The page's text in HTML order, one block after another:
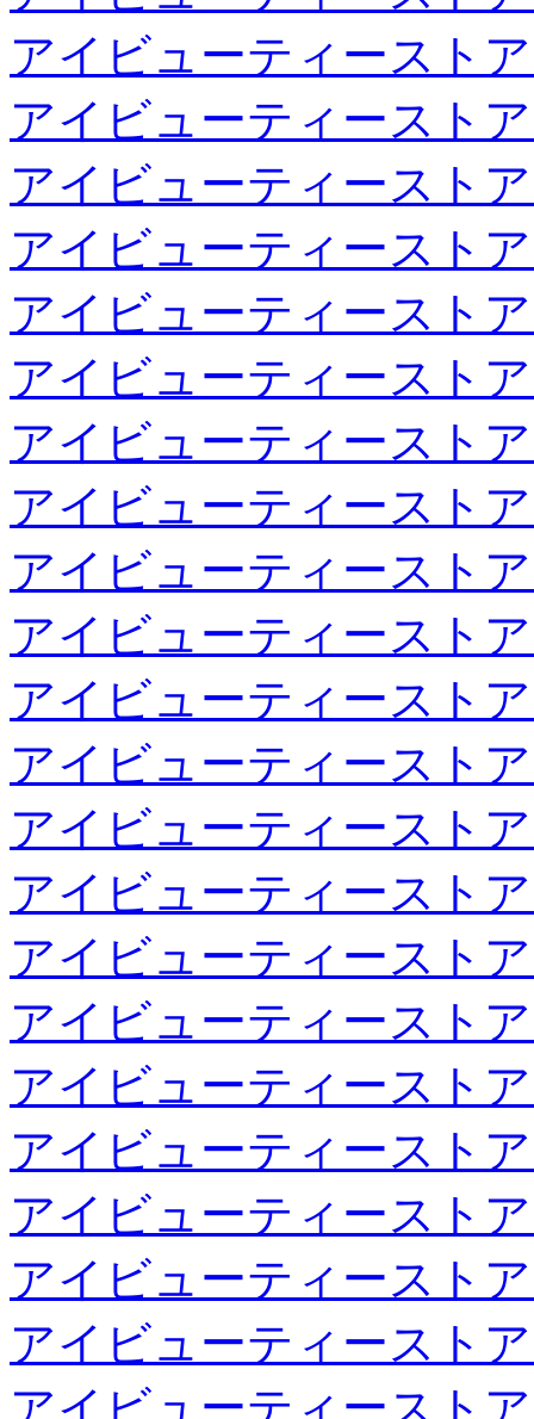
アイビューティースト
アイビューティースト
アイビューティースト
アイビューティースト
アイビューティースト
アイビューティースト
アイビューティースト
アイビューティースト
アイビューティースト
アイビューティースト
アイビューティースト
アイビューティースト
アイビューティースト
アイビューティースト
アイビューティースト
アイビューティースト
アイビューティースト
アイビューティースト
アイビューティースト
アイビューティースト
アイビューティースト
アイビューティースト